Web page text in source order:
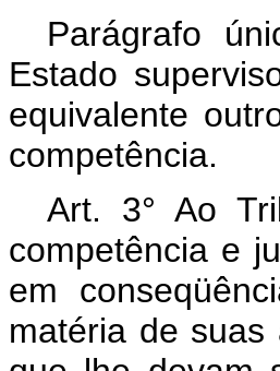
Parágrafo
Estado
equivalente
competência.
Art. 3° Ao
competência e
em
matéria de